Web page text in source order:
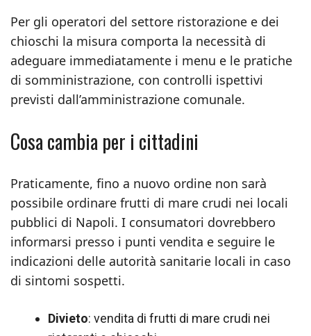
Per gli operatori del settore ristorazione e dei
chioschi la misura comporta la necessità di
adeguare immediatamente i menu e le pratiche
di somministrazione, con controlli ispettivi
previsti dall’amministrazione comunale.
Cosa cambia per i cittadini
Praticamente, fino a nuovo ordine non sarà
possibile ordinare frutti di mare crudi nei locali
pubblici di Napoli. I consumatori dovrebbero
informarsi presso i punti vendita e seguire le
indicazioni delle autorità sanitarie locali in caso
di sintomi sospetti.
Divieto: vendita di frutti di mare crudi nei